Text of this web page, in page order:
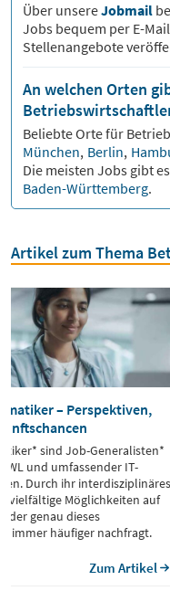
Über unsereJobmail
Jobs bequem per E-
Stellenangebote
An welchen Orten
Beliebte Orte für
München, Berlin,
Die meisten Jobs gibt
Baden-Württemberg.
Artikel zum Thema
– Perspektiven,
sind Job-Generalisten*
und umfassender IT-
Durch ihr interdisziplinäres
vielfältige Möglichkeiten auf
der genau dieses
immer häufiger nachfragt.
Zum Artikel